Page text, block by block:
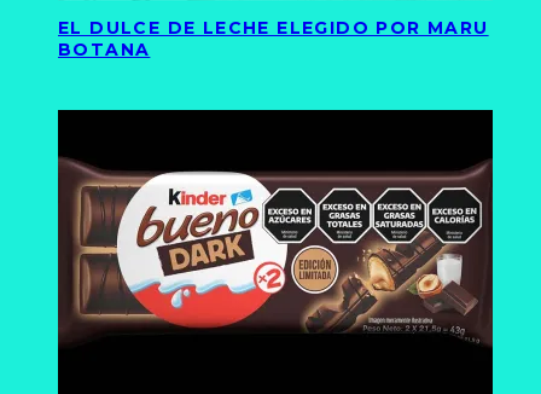
EL DULCE DE LECHE ELEGIDO POR MARU
BOTANA